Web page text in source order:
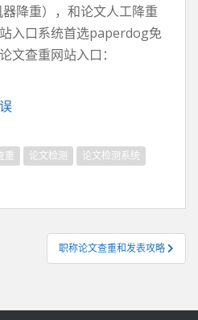
器降重），和论文人工降重
入口系统首选paperdog免
文查重网站入口：
重 论文检测
论文检测系统
职称论文查重和发表攻略